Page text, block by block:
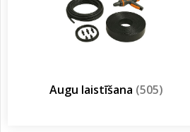
Augu laistīšana (505)